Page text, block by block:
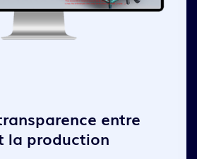
entre
la production